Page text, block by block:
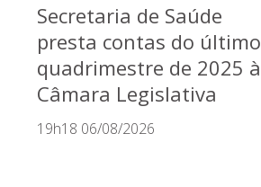
Secretaria de Saúde
presta contas do último
quadrimestre de 2025 à
Câmara Legislativa
19h18 06/08/2026